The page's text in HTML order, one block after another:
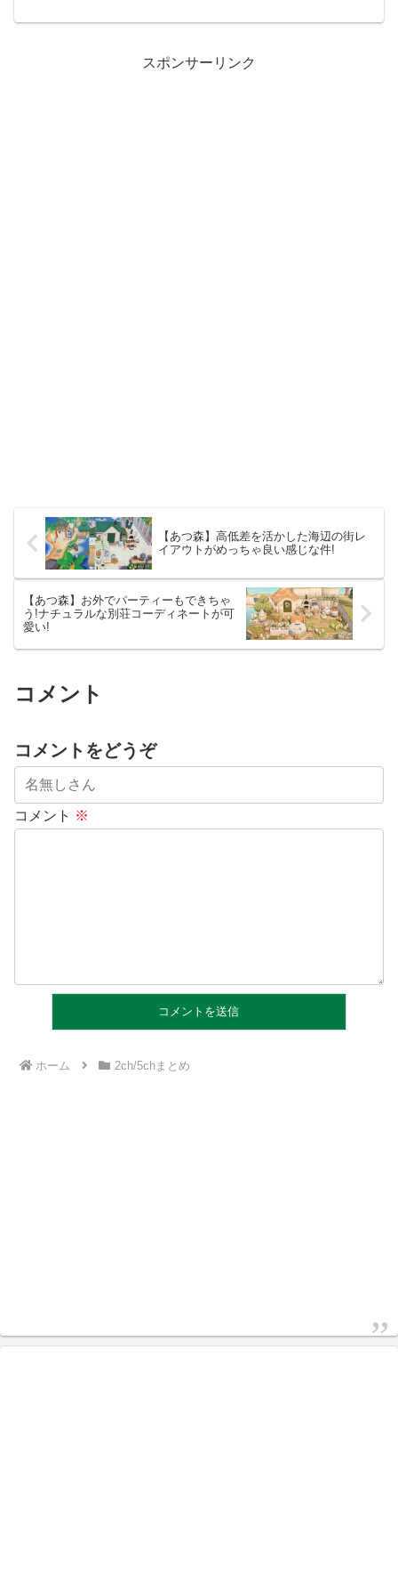
スポンサーリンク
【あつ森】高低差を活かした海辺の街レ
イアウトがめっちゃ良い感じな件!
【あつ森】お外でパーティーもできちゃ
う!ナチュラルな別荘コーディネートが可
愛い!
コメント
コメントをどうぞ
コメント ※
ホーム 2ch/5chまとめ